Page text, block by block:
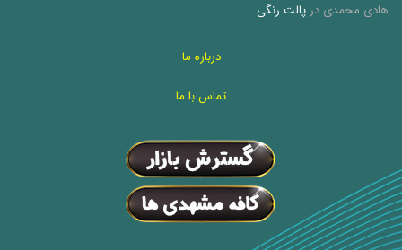
هادی محمدی درپالت رنگی
درباره ما
تماس با ما